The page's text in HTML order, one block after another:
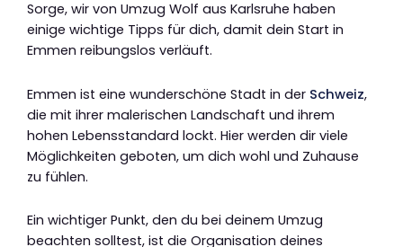
Sorge, wir von Umzug Wolf aus Karlsruhe haben
einige wichtige Tipps für dich, damit dein Start in
Emmen reibungslos verläuft.
Emmen ist eine wunderschöne Stadt in der Schweiz,
die mit ihrer malerischen Landschaft und ihrem
hohen Lebensstandard lockt. Hier werden dir viele
Möglichkeiten geboten, um dich wohl und Zuhause
zu fühlen.
Ein wichtiger Punkt, den du bei deinem Umzug
beachten solltest, ist die Organisation deines